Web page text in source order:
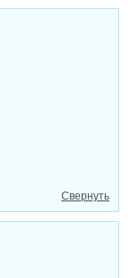
Свернуть